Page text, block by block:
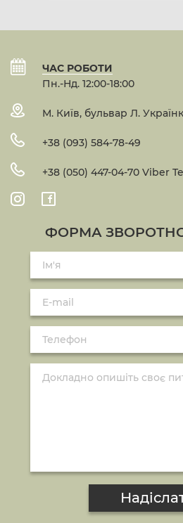
ЧАС РОБОТИ
Пн.-Нд. 12:00-18:00
М. Київ, бульвар Л.
+38 (093) 584-78-49
+38 (050) 447-04-70 Viber
ФОРМА